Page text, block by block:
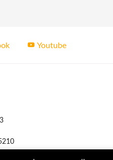
Youtube